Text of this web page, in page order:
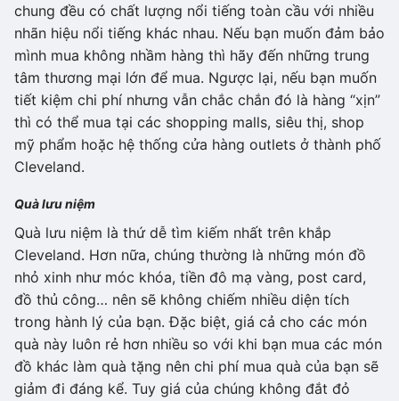
chung đều có chất lượng nổi tiếng toàn cầu với nhiều
nhãn hiệu nổi tiếng khác nhau. Nếu bạn muốn đảm bảo
mình mua không nhầm hàng thì hãy đến những trung
tâm thương mại lớn để mua. Ngược lại, nếu bạn muốn
tiết kiệm chi phí nhưng vẫn chắc chắn đó là hàng “xịn”
thì có thể mua tại các shopping malls, siêu thị, shop
mỹ phẩm hoặc hệ thống cửa hàng outlets ở thành phố
Cleveland.
Quà lưu niệm
Quà lưu niệm là thứ dễ tìm kiếm nhất trên khắp
Cleveland. Hơn nữa, chúng thường là những món đồ
nhỏ xinh như móc khóa, tiền đô mạ vàng, post card,
đồ thủ công… nên sẽ không chiếm nhiều diện tích
trong hành lý của bạn. Đặc biệt, giá cả cho các món
quà này luôn rẻ hơn nhiều so với khi bạn mua các món
đồ khác làm quà tặng nên chi phí mua quà của bạn sẽ
giảm đi đáng kể. Tuy giá của chúng không đắt đỏ